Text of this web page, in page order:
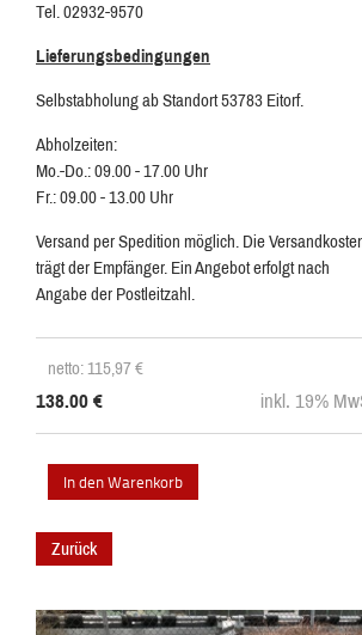
Tel. 02932-9570
Lieferungsbedingungen
Selbstabholung ab Standort 53783 Eitorf.
Abholzeiten:
Mo.-Do.: 09.00 - 17.00 Uhr
Fr.: 09.00 - 13.00 Uhr
Versand per Spedition möglich. Die
trägt der Empfänger. Ein Angebot erfolgt nach
Angabe der Postleitzahl.
netto: 115,97€
138.00 € inkl. 19%
Zurück